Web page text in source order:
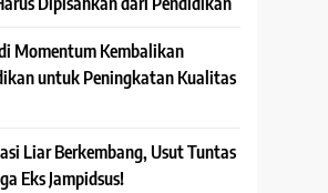
Momentum Kembalikan
untuk Peningkatan Kualitas
Liar Berkembang, Usut Tuntas
Eks Jampidsus!